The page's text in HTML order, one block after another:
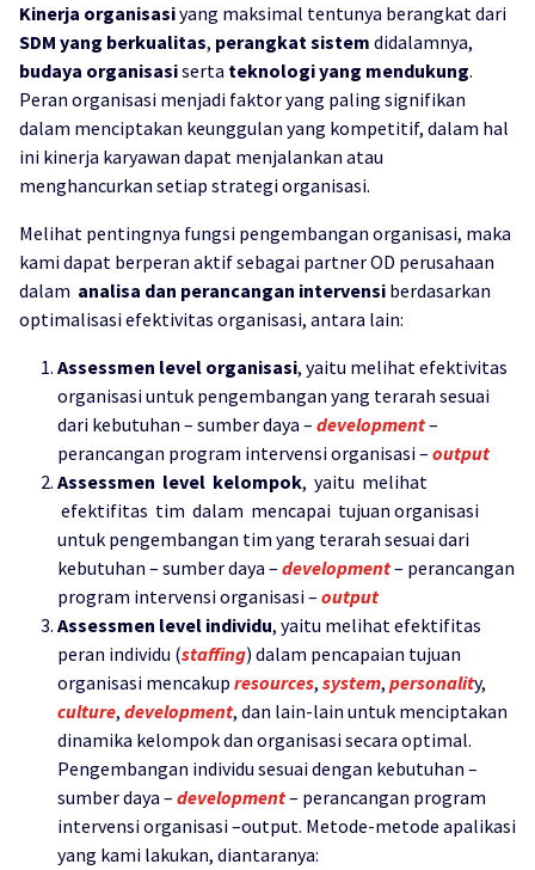
Kinerja organisasiyang maksimal tentunya berangkat dari
SDM yang berkualitas, perangkat sistem didalamnya,
budaya organisasiserta teknologi yang mendukung.
Peran organisasi menjadi faktor yang paling signifikan
dalam menciptakan keunggulan yang kompetitif, dalam hal
ini kinerja karyawan dapat menjalankan atau
menghancurkan setiap strategi organisasi.
Melihat pentingnya fungsi pengembangan organisasi, maka
kami dapat berperan aktif sebagai partner OD perusahaan
dalam analisa dan perancangan intervensi berdasarkan
optimalisasi efektivitas organisasi, antara lain:
Assessmen level organisasi, yaitu melihat efektivitas
organisasi untuk pengembangan yang terarah sesuai
dari kebutuhan – sumber daya – development–
perancangan program intervensi organisasi – output
Assessmen level kelompok, yaitu melihat
efektifitas tim dalam mencapai tujuan organisasi
untuk pengembangan tim yang terarah sesuai dari
kebutuhan – sumber daya – development– perancangan
program intervensi organisasi – output
Assessmen level individu, yaitu melihat efektifitas
peran individu (staffing) dalam pencapaian tujuan
organisasi mencakup resources, system, personality,
culture, development, dan lain-lain untuk menciptakan
dinamika kelompok dan organisasi secara optimal.
Pengembangan individu sesuai dengan kebutuhan –
sumber daya – development– perancangan program
intervensi organisasi –output. Metode-metode apalikasi
yang kami lakukan, diantaranya: